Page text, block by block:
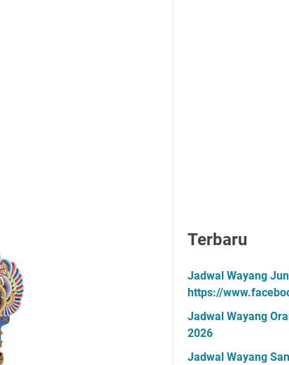
Terbaru
Jadwal Wayang
https://
Jadwal Wayang
2026
Jadwal Wayang